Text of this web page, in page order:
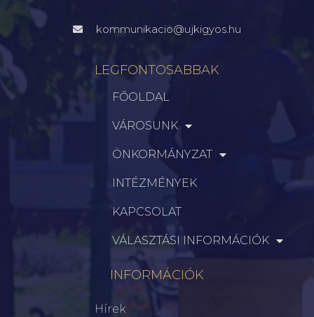
kommunikacio@ujkigyos.hu
LEGFONTOSABBAK
FŐOLDAL
VÁROSUNK
ÖNKORMÁNYZAT
INTÉZMÉNYEK
KAPCSOLAT
VÁLASZTÁSI INFORMÁCIÓK
INFORMÁCIÓK
Hírek